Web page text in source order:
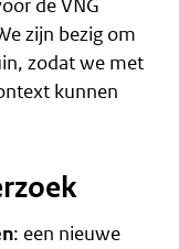
deVNG
zijn bezig om
zodat we met
kunnen
: een nieuwe